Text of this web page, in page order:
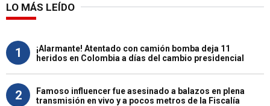
LO MÁS LEÍDO
1
¡Alarmante! Atentado con camión bomba deja 11
heridos en Colombia a días del cambio presidencial
2
Famoso influencer fue asesinado a balazos en plena
transmisión en vivo y a pocos metros de la Fiscalía